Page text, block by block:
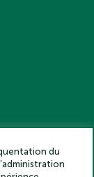
droits réservés
du